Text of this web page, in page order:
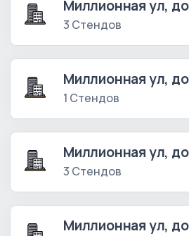
Миллионная ул,
3 Стендов
Миллионная ул,
1 Стендов
Миллионная ул,
3 Стендов
Миллионная ул,